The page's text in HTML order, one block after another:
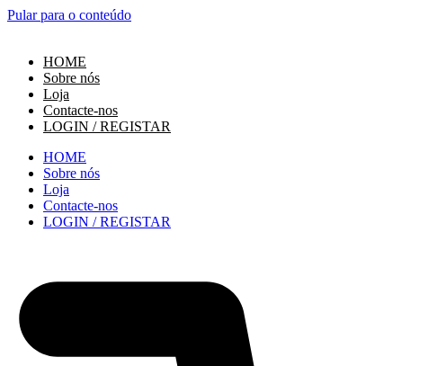
Pular para o conteúdo
HOME
Sobre nós
Loja
Contacte-nos
LOGIN / REGISTAR
HOME
Sobre nós
Loja
Contacte-nos
LOGIN / REGISTAR